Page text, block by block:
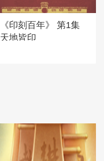
《印刻百年》 第1集
天地皆印